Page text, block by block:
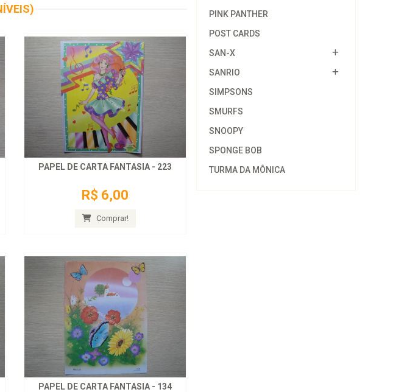
PAPEL DE CARTA FANTASIA - 223
R$ 6,00
Comprar!
PAPEL DE CARTA FANTASIA - 134
PINK PANTHER
POST CARDS
SAN-X
SANRIO
SIMPSONS
SMURFS
SNOOPY
SPONGE BOB
TURMA DA MÔNICA